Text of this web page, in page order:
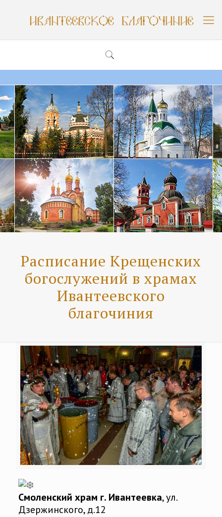
Расписание Крещенских
богослужений в храмах
Ивантеевского
благочиния
Смоленский храм г. Ивантеевка, ул.
Дзержинского, д.12